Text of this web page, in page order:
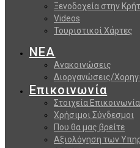
Ξενοδοχεία στην
Videos
Τουριστικοί Χάρτες
ΝΕΑ
Ανακοινώσεις
Διοργανώσεις/
Επικοινωνία
Στοιχεία
Χρήσιμοι Σύνδεσμοι
Που θα μας βρείτε
Αξιολόγηση των